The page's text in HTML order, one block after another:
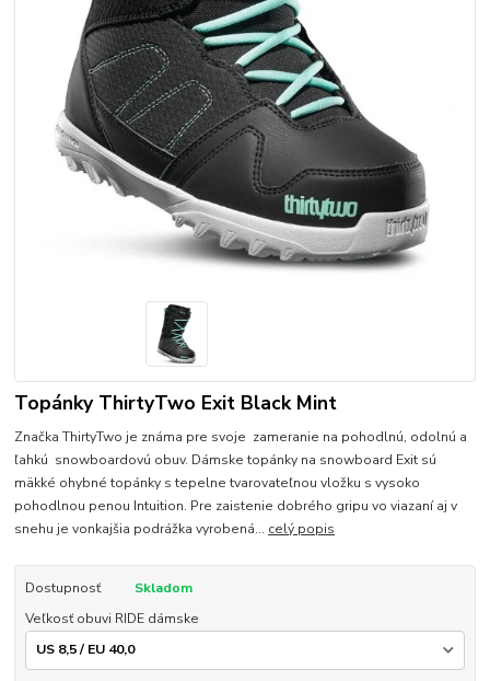
Topánky ThirtyTwo Exit Black Mint
Značka ThirtyTwo je známa pre svoje zameranie na pohodlnú, odolnú a
ľahkú snowboardovú obuv. Dámske topánky na snowboard Exit sú
mäkké ohybné topánky s tepelne tvarovateľnou vložku s vysoko
pohodlnou penou Intuition. Pre zaistenie dobrého gripu vo viazaní aj v
snehu je vonkajšia podrážka vyrobená... celý popis
Dostupnosť
Skladom
Veľkosť obuvi RIDE dámske